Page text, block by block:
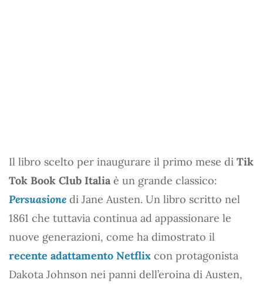
Il libro scelto per inaugurare il primo mese di Tik
Tok Book Club Italia è un grande classico:
Persuasione di Jane Austen. Un libro scritto nel
1861 che tuttavia continua ad appassionare le
nuove generazioni, come ha dimostrato il
recente adattamento Netflix con protagonista
Dakota Johnson nei panni dell’eroina di Austen,